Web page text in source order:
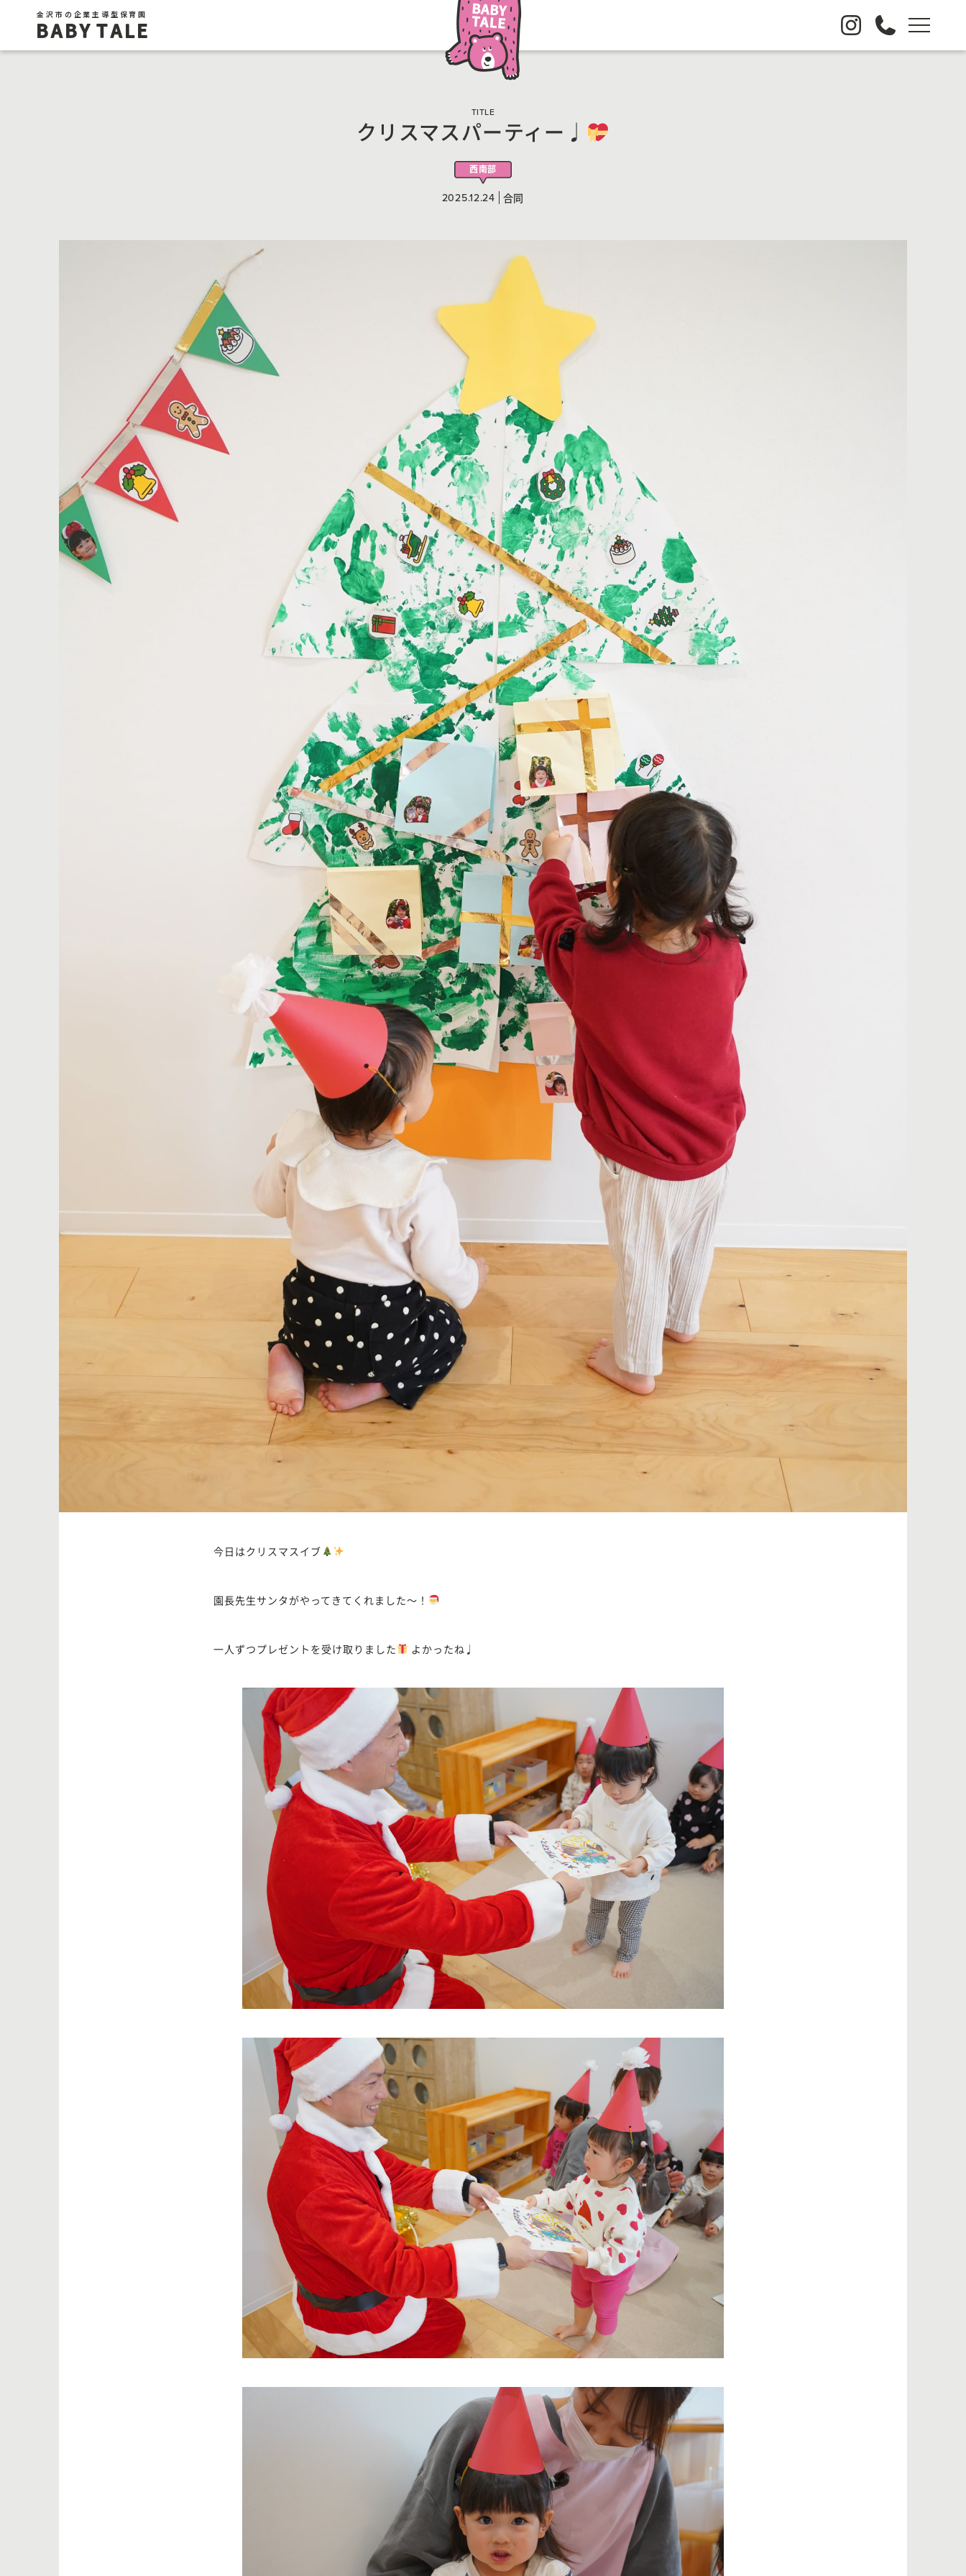
金沢市の企業主導型保育園
BABY TALE
TITLE
クリスマスパーティー♩
西南部
2025.12.24 合同
今日はクリスマスイブ
園長先生サンタがやってきてくれました〜！
一人ずつプレゼントを受け取りました よかったね♩